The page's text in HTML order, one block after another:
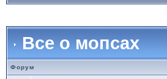
Все о мопсах
Форум